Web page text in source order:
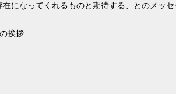
在になってくれるものと期待する、とのメッ
挨拶